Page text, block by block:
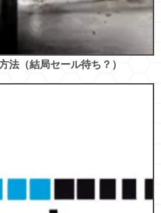
法（結局セール待ち？）